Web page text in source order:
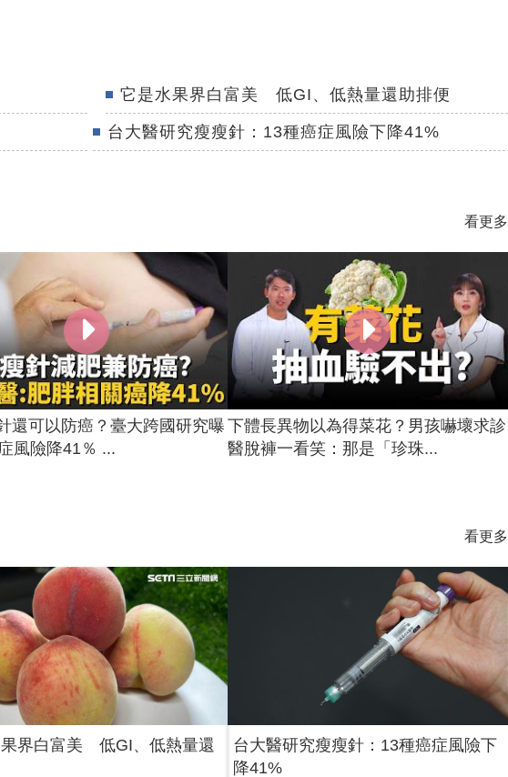
它是水果界白富美 低GI、低熱量還助排便
台大醫研究瘦瘦針：13種癌症風險下降41%
看更多
還可以防癌？臺大跨國研究曝
風險降41％ ...
下體長異物以為得菜花？男孩嚇壞求診
醫脫褲一看笑：那是「珍珠...
看更多
界白富美 低GI、低熱量還
台大醫研究瘦瘦針：13種癌症風險下
降41%